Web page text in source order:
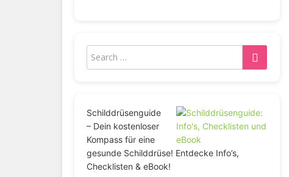
Schilddrüsenguide
– Dein kostenloser
Kompass für eine
gesunde Schilddrüse! Entdecke Info’s,
Checklisten & eBook!